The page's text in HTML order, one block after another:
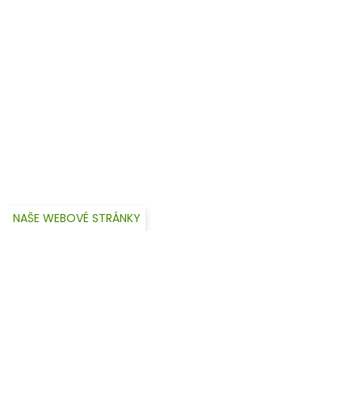
NAŠE WEBOVÉ STRÁNKY